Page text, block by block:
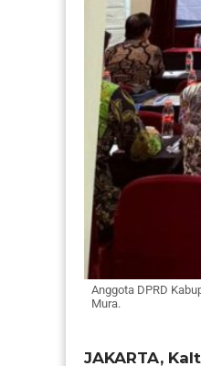
Anggota DPRD
Mura.
JAKARTA,